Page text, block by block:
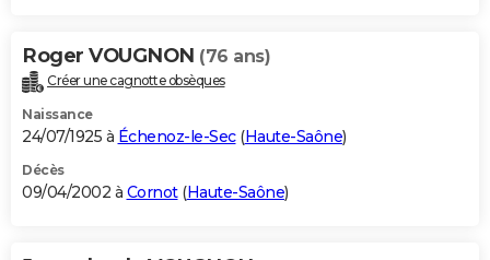
Roger VOUGNON (76 ans)
Créer une cagnotte obsèques
Naissance
24/07/1925 à Échenoz-le-Sec(Haute-Saône)
Décès
09/04/2002 à Cornot(Haute-Saône)